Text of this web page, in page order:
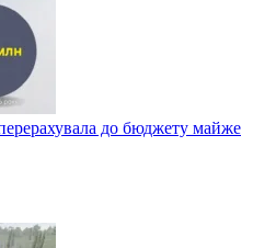
до бюджету майже